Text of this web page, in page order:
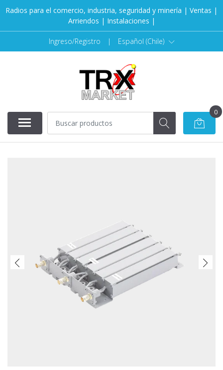
Radios para el comercio, industria, seguridad y minería | Ventas |
Arriendos | Instalaciones |
Ingreso/Registro | Español (Chile)
0